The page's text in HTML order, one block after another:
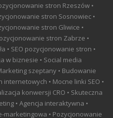
stron Rzeszów •
stron Sosnowiec •
stron Gliwice •
stron Zabrze •
• SEO pozycjonowanie stron •
w biznesie • Social media
szeptany • Budowanie
• Mocne linki SEO •
konwersji CRO • Skuteczna
• Agencja interaktywna •
marketingowa • Pozycjonowanie